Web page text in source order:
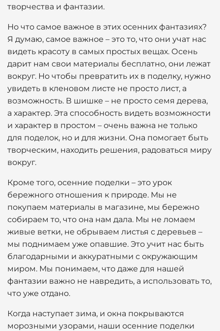
творчества и фантазии.
Но что самое важное в этих осенних фантазиях?
Я думаю, самое важное – это то, что они учат нас
видеть красоту в самых простых вещах. Осень
дарит нам свои материалы бесплатно, они лежат
вокруг. Но чтобы превратить их в поделку, нужно
увидеть в кленовом листе не просто лист, а
возможность. В шишке – не просто семя дерева,
а характер. Эта способность видеть возможности
и характер в простом – очень важна не только
для поделок, но и для жизни. Она помогает быть
творческим, находить решения, радоваться миру
вокруг.
Кроме того, осенние поделки – это урок
бережного отношения к природе. Мы не
покупаем материалы в магазине, мы бережно
собираем то, что она нам дала. Мы не ломаем
живые ветки, не обрываем листья с деревьев –
мы поднимаем уже опавшие. Это учит нас быть
благодарными и аккуратными с окружающим
миром. Мы понимаем, что даже для нашей
фантазии важно не навредить, а использовать то,
что уже отдано.
Когда наступает зима, и окна покрываются
морозными узорами, наши осенние поделки